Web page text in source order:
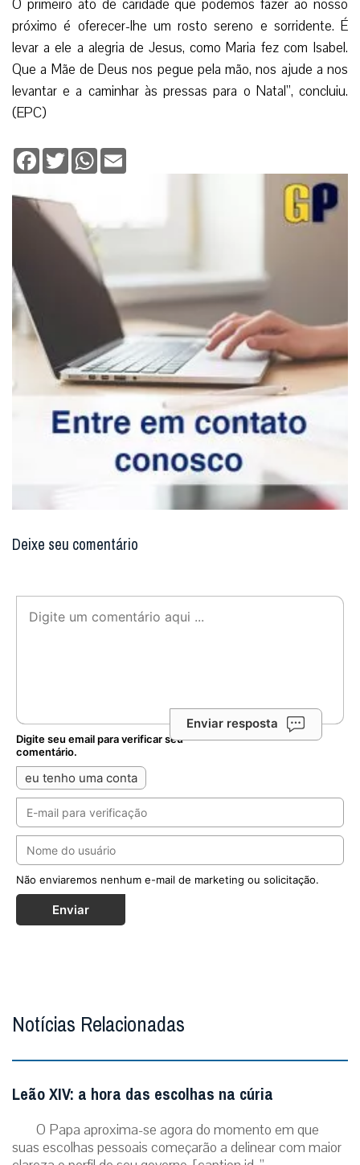
O primeiro ato de caridade que podemos fazer ao nosso
próximo é oferecer-lhe um rosto sereno e sorridente. É
levar a ele a alegria de Jesus, como Maria fez com Isabel.
Que a Mãe de Deus nos pegue pela mão, nos ajude a nos
levantar e a caminhar às pressas para o Natal”, concluiu.
(EPC)
Facebook
TwitterWhatsApp
Deixe seu comentário
Enviar resposta
Digite seu email para verificar seu
comentário.
eu tenho uma conta
Não enviaremos nenhum e-mail de marketing ou solicitação.
Enviar
Notícias Relacionadas
Leão XIV: a hora das escolhas na cúria
O Papa aproxima-se agora do momento em que
suas escolhas pessoais começarão a delinear com maior